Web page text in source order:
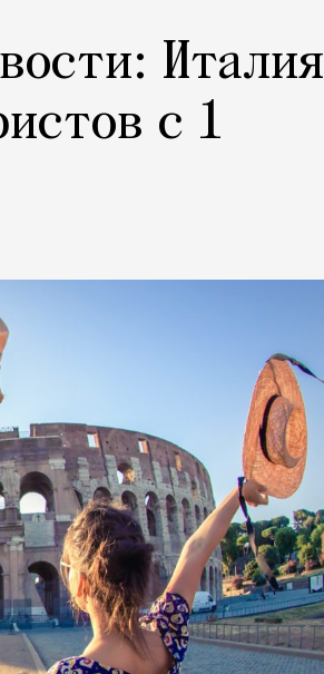
Италия
с 1